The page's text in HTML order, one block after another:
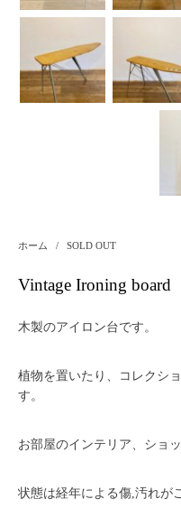
ホーム / SOLD OUT
Vintage Ironing board
木製のアイロン台です。
植物を置いたり、コレクシ
す。
お部屋のインテリア、ショ
状態は経年による傷,汚れが